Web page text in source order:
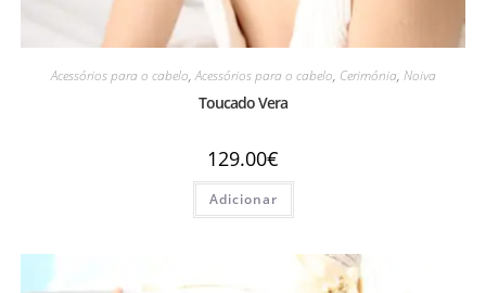
Acessórios para o cabelo,Acessórios para o cabelo, Cerimónia, Noiva
Toucado Vera
129.00€
Adicionar